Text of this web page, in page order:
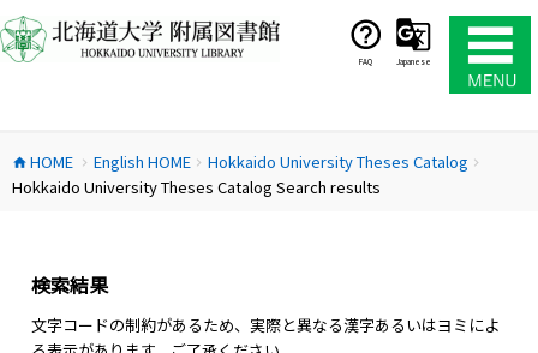
ン
テ
ス
キ
FAQ Japanese
home HOME chevron_right English HOMEchevron_right Hokkaido University Theses Catalog chevron_right
Hokkaido University Theses Catalog Search results
検索結果
文字コードの制約があるため、実際と異なる漢字あるいはヨミによ